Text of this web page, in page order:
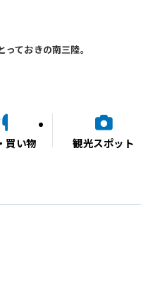
ておきの南三陸。
買い物 観光スポット